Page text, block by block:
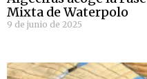
Mixta de Waterpolo
9 de junio de 2025